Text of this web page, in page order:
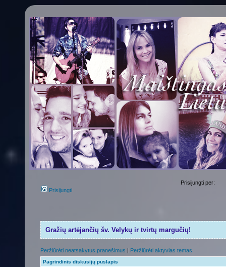
Prisijungti
Prisijungti per:
Gražių artėjančių šv. Velykų ir tvirtų margučių!
Peržiūrėti neatsakytus pranešimus | Peržiūrėti aktyvias temas
Pagrindinis diskusijų puslapis